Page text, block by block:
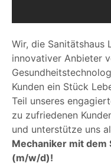
Wir, die Sanitätshaus
innovativer Anbieter
Kunden ein Stück
Teil unseres
zu zufriedenen
und unterstütze uns
Mechaniker mit
(m/w/d)!